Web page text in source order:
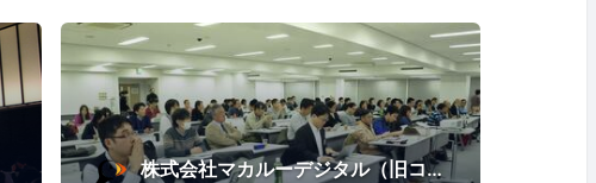
株式会社マカルーデジタル（旧コンクリートファイブジャパン株式会社）